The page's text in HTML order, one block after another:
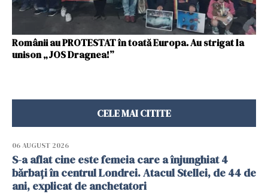
Românii au PROTESTAT în toată Europa. Au strigat la
unison „JOS Dragnea!”
CELE MAI CITITE
06 AUGUST 2026
S-a aflat cine este femeia care a înjunghiat 4
bărbați în centrul Londrei. Atacul Stellei, de 44 de
ani, explicat de anchetatori